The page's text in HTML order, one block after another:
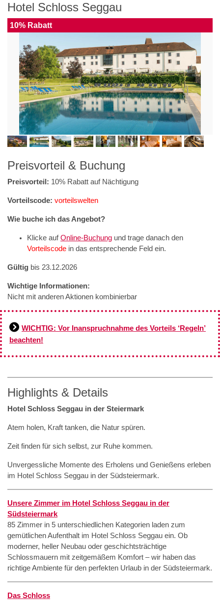
Hotel Schloss Seggau
10% Rabatt
Preisvorteil & Buchung
Preisvorteil: 10% Rabatt auf Nächtigung
Vorteilscode: vorteilswelten
Wie buche ich das Angebot?
Klicke aufOnline-Buchung und trage danach den
Vorteilscode in das entsprechende Feld ein.
Gültig bis 23.12.2026
Wichtige Informationen:
Nicht mit anderen Aktionen kombinierbar
WICHTIG: Vor Inanspruchnahme des Vorteils ‘Regeln’
beachten!
Highlights & Details
Hotel Schloss Seggau in der Steiermark
Atem holen, Kraft tanken, die Natur spüren.
Zeit finden für sich selbst, zur Ruhe kommen.
Unvergessliche Momente des Erholens und Genießens erleben
im Hotel Schloss Seggau in der Südsteiermark.
Unsere Zimmer im Hotel Schloss Seggau in der
Südsteiermark
85 Zimmer in 5 unterschiedlichen Kategorien laden zum
gemütlichen Aufenthalt im Hotel Schloss Seggau ein. Ob
moderner, heller Neubau oder geschichtsträchtige
Schlossmauern mit zeitgemäßem Komfort – wir haben das
richtige Ambiente für den perfekten Urlaub in der Südsteiermark.
Das Schloss